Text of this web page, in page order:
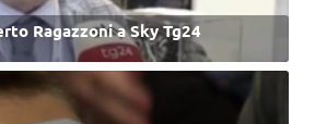
Ragazzoni a Sky Tg24